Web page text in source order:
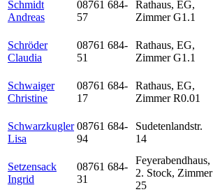
Schmidt
Andreas
08761 684-
57
Rathaus, EG,
Zimmer G1.1
Schröder
Claudia
08761 684-
51
Rathaus, EG,
Zimmer G1.1
Schwaiger
Christine
08761 684-
17
Rathaus, EG,
Zimmer R0.01
Schwarzkugler
Lisa
08761 684-
94
Sudetenlandstr.
14
Setzensack
Ingrid
08761 684-
31
Feyerabendhaus,
2. Stock, Zimmer
25